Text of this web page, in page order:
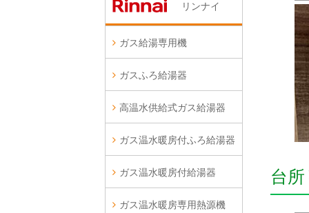
台
リンナイ
ガス給湯専用機
ガスふろ給湯器
高温水供給式ガス給湯器
ガス温水暖房付ふろ給湯器
ガス温水暖房付給湯器
ガス温水暖房専用熱源機